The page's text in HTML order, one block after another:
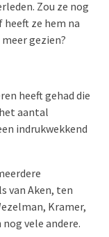
Zou ze nog
ze hem na
gezien?
heeft gehad die
aantal
indrukwekkend
van Aken, ten
Kramer,
vele andere.